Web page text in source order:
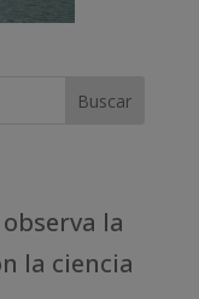
la
la ciencia